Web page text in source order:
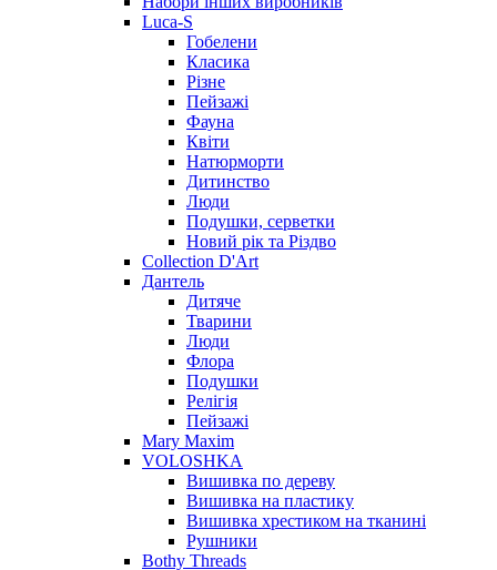
Luca-S
Гобелени
Класика
Різне
Пейзажі
Фауна
Квіти
Натюрморти
Дитинство
Люди
Подушки, серветки
Новий рік та Різдво
Collection D'Art
Дантель
Дитяче
Тварини
Люди
Флора
Подушки
Релігія
Пейзажі
Mary Maxim
VOLOSHKA
Вишивка по дереву
Вишивка на пластику
Вишивка хрестиком на тканині
Рушники
Bothy Threads